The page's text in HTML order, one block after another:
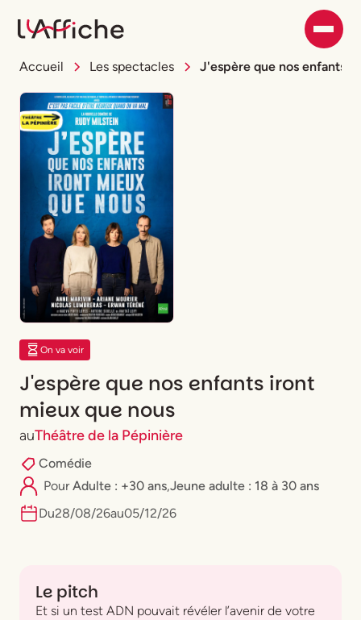
Accueil Les spectacles J'espère que nos enfants
On va voir
J'espère que nos enfants iront
mieux que nous
auThéâtre de la Pépinière
Comédie
PourAdulte : +30 ans,⁠Jeune adulte : 18 à 30 ans
Du28/08/26au05/12/26
Le pitch
Et si un test ADN pouvait révéler l’avenir de votre